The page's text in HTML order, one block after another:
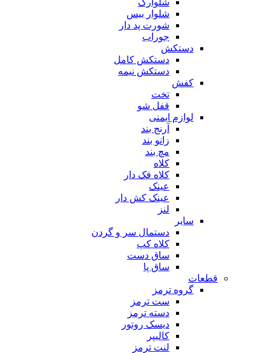
شلوارک
شلوار بیس
شورت پد دار
جوراب
دستکش
دستکش کامل
دستکش نیمه
کفش
تخت
قفل شو
لوازم ایمنی
آرنج بند
زانو بند
مچ بند
کلاه
کلاه فک دار
عینک
عینک کش دار
لنز
سایر
دستمال سر و گردن
کلاه کپ
ساق دست
ساق پا
قطعات
گروه ترمز
ست ترمز
دسته ترمز
دیسک روتور
کالیپر
لنت ترمز